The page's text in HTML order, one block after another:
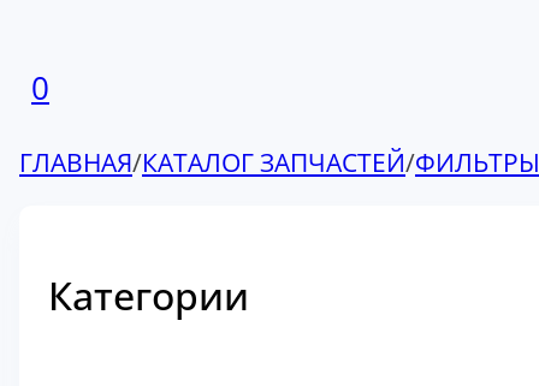
0
ГЛАВНАЯ/КАТАЛОГ ЗАПЧАСТЕЙ/ФИЛЬТРЫ
Категории